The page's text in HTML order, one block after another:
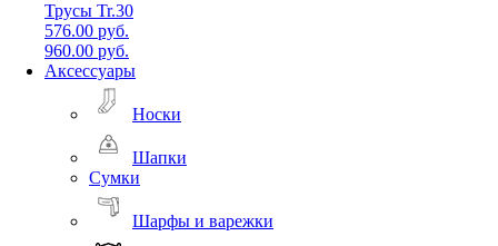
Трусы Tr.30
576.00 руб.
960.00 руб.
Аксессуары
Носки
Шапки
Сумки
Шарфы и варежки